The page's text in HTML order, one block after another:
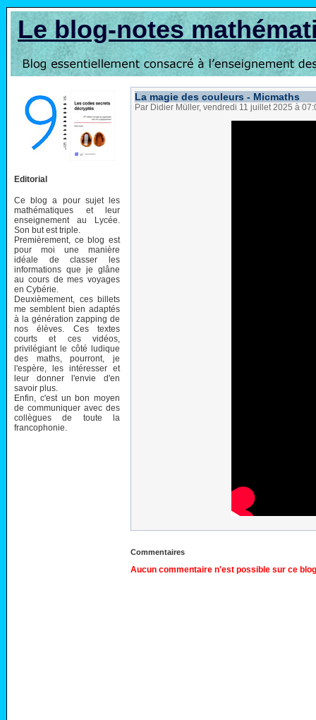
Le blog-notes
Editorial
Ce blog a pour sujet les
mathématiques et leur
enseignement au Lycée.
Son but est triple.
Premièrement, ce blog est
pour moi une manière
idéale de classer les
informations que je glâne
au cours de mes voyages
en Cybérie.
Deuxièmement, ces billets
me semblent bien adaptés
à la génération zapping de
nos élèves. Ces textes
courts et ces vidéos,
privilégiant le côté ludique
des maths, pourront, je
l'espère, les intéresser et
leur donner l'envie d'en
savoir plus.
Enfin, c'est un bon moyen
de communiquer avec des
collègues de toute la
francophonie.
La magie des couleurs - Micmaths
Par Didier Müller, vendredi 11 juillet 2025 à
Commentaires
Aucun commentaire n'est possible sur ce